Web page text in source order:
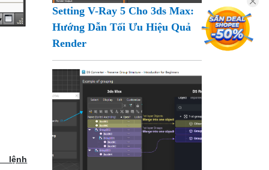
Setting V-Ray 5 Cho 3ds Max:
Hướng Dẫn Tối Ưu Hiệu Quả
Render